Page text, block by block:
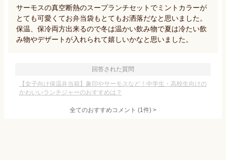
サーモスの真空断熱のスープランチセットでミントカラーが
とても可愛くてお弁当袋もとてもお洒落だなと思いました。
保温、保冷両方出来るので冬は温かい飲み物で夏は冷たい飲
み物やデザートが入れられて嬉しいかなと思いました。
回答された質問
【女子向け保温弁当箱】象印やサーモスなど！中学生・高校生向けの
かわいいランチジャーのおすすめは？
全てのおすすめコメント (1件) >